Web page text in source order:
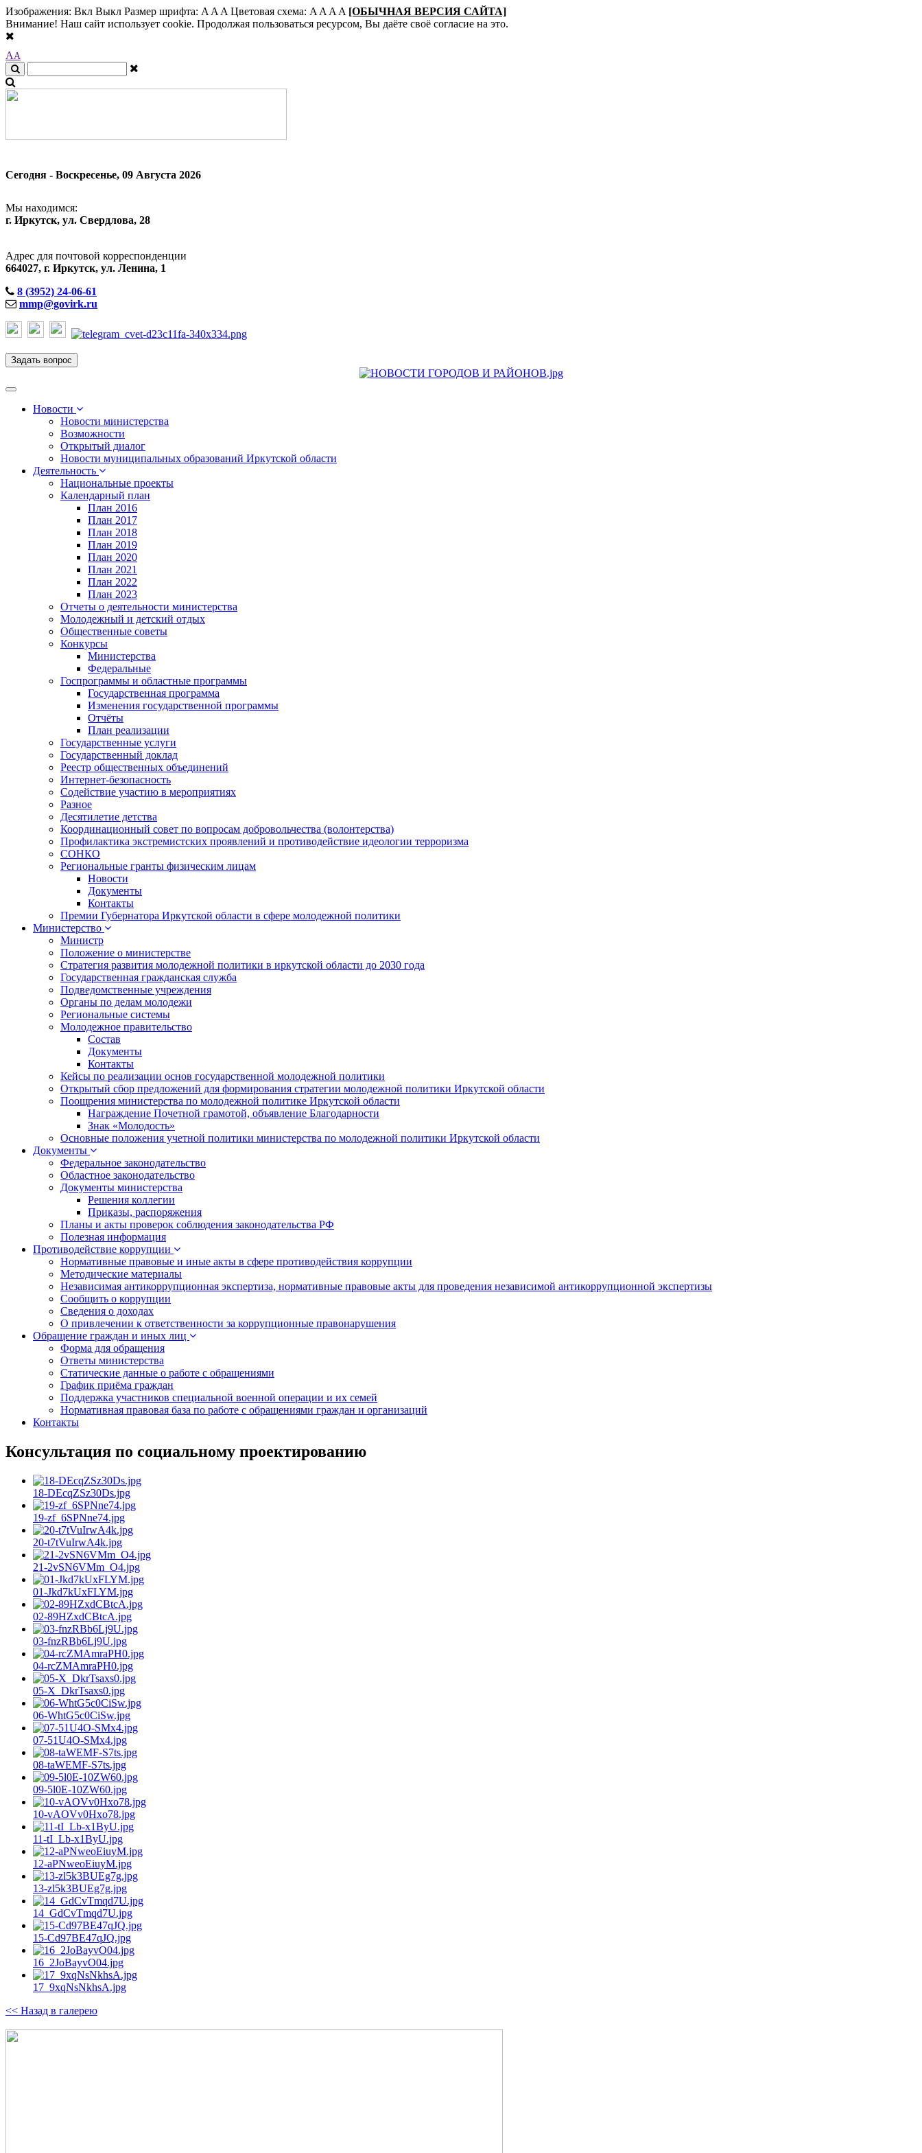
Изображения: Вкл Выкл Размер шрифта: A A A Цветовая схема: A A A A [ОБЫЧНАЯ ВЕРСИЯ САЙТА]
Внимание! Наш сайт использует cookie. Продолжая пользоваться ресурсом, Вы даёте своё согласие на это.
AA
Сегодня - Воскресенье, 09 Августа 2026
Мы находимся:
г. Иркутск, ул. Свердлова, 28
Адрес для почтовой корреспонденции
664027, г. Иркутск, ул. Ленина, 1
8 (3952) 24-06-61
mmp@govirk.ru
Задать вопрос
Toggle
navigationНовости
Новости министерства
Возможности
Открытый диалог
Новости муниципальных образований Иркутской области
Деятельность
Национальные проекты
Календарный план
План 2016
План 2017
План 2018
План 2019
План 2020
План 2021
План 2022
План 2023
Отчеты о деятельности министерства
Молодежный и детский отдых
Общественные советы
Конкурсы
Министерства
Федеральные
Госпрограммы и областные программы
Государственная программа
Изменения государственной программы
Отчёты
План реализации
Государственные услуги
Государственный доклад
Реестр общественных объединений
Интернет-безопасность
Содействие участию в мероприятиях
Разное
Десятилетие детства
Координационный совет по вопросам добровольчества (волонтерства)
Профилактика экстремистских проявлений и противодействие идеологии терроризма
СОНКО
Региональные гранты физическим лицам
Новости
Документы
Контакты
Премии Губернатора Иркутской области в сфере молодежной политики
Министерство
Министр
Положение о министерстве
Стратегия развития молодежной политики в иркутской области до 2030 года
Государственная гражданская служба
Подведомственные учреждения
Органы по делам молодежи
Региональные системы
Молодежное правительство
Состав
Документы
Контакты
Кейсы по реализации основ государственной молодежной политики
Открытый сбор предложений для формирования стратегии молодежной политики Иркутской области
Поощрения министерства по молодежной политике Иркутской области
Награждение Почетной грамотой, объявление Благодарности
Знак «Молодость»
Основные положения учетной политики министерства по молодежной политики Иркутской области
Документы
Федеральное законодательство
Областное законодательство
Документы министерства
Решения коллегии
Приказы, распоряжения
Планы и акты проверок соблюдения законодательства РФ
Полезная информация
Противодействие коррупции
Нормативные правовые и иные акты в сфере противодействия коррупции
Методические материалы
Независимая антикоррупционная экспертиза, нормативные правовые акты для проведения независимой антикоррупционной экспертизы
Сообщить о коррупции
Сведения о доходах
О привлечении к ответственности за коррупционные правонарушения
Обращение граждан и иных лиц
Форма для обращения
Ответы министерства
Статические данные о работе с обращениями
График приёма граждан
Поддержка участников специальной военной операции и их семей
Нормативная правовая база по работе с обращениями граждан и организаций
Контакты
Консультация по социальному проектированию
18-DEcqZSz30Ds.jpg
19-zf_6SPNne74.jpg
20-t7tVuIrwA4k.jpg
21-2vSN6VMm_O4.jpg
01-Jkd7kUxFLYM.jpg
02-89HZxdCBtcA.jpg
03-fnzRBb6Lj9U.jpg
04-rcZMAmraPH0.jpg
05-X_DkrTsaxs0.jpg
06-WhtG5c0CiSw.jpg
07-51U4O-SMx4.jpg
08-taWEMF-S7ts.jpg
09-5l0E-10ZW60.jpg
10-vAOVv0Hxo78.jpg
11-tI_Lb-x1ByU.jpg
12-aPNweoEiuyM.jpg
13-zl5k3BUEg7g.jpg
14_GdCvTmqd7U.jpg
15-Cd97BE47qJQ.jpg
16_2JoBayvO04.jpg
17_9xqNsNkhsA.jpg
<< Назад в галерею